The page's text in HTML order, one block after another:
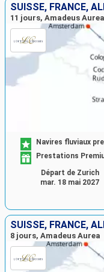
SUISSE, FRANCE,
11 jours, Amadeus Aurea
Navires fluviaux
Prestations
Départ de Zurich
mar. 18 mai 2027
SUISSE, FRANCE,
8 jours, Amadeus Aurea